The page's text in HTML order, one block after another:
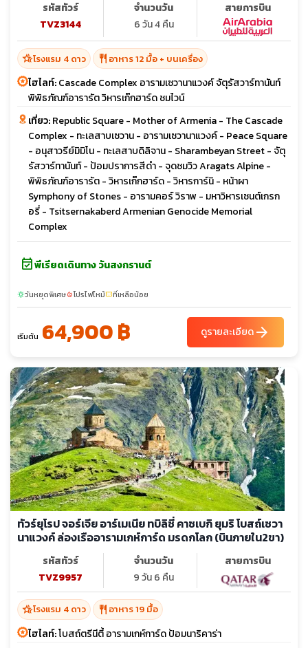
รหัสทัวร์
TVZ3144
จำนวนวัน
6 วัน 4 คืน
สายการบิน
hotel_classโรงแรม 4 ดาว restaurant อาหาร 12 มื้อ + บนเครื่อง
ไฮไลท์:Cascade Complex อารามเซวานาแวงค์ จัตุรัสวาร์ทานันท์
พิพิธภัณฑ์อารารัต วิหารเก๊กฮาร์ด ชมไวน์
เที่ยว:Republic Square - Mother of Armenia - The Cascade
Complex - ทะเลสาบเซวาน - อารามเซวานาแวงค์ - Peace Square
- อนุสาวรีย์มิมิโน - ทะเลสาบดิลิจาน - Sharambeyan Street - จัตุ
รัสวาร์ทานันท์ - ป้อมปราการสีดำ - จุดชมวิว Aragats Alpine -
พิพิธภัณฑ์อารารัต - วิหารเก๊กฮาร์ด - วิหารการ์นิ - หน้าผา
Symphony of Stones - อารามคอร์ วิราพ - มหาวิหารเซนต์เกรก
อรี่ - Tsitsernakaberd Armenian Genocide Memorial
Complex
event_availableพีเรียดเดินทาง วันสงกรานต์
sunnyวันหยุดพิเศษlocal_fire_departmentโปรไฟไหม้confirmation_numberที่เหลือน้อย
เริ่มต้น 64,900 ฿ ดูรายละเอียดarrow_forward
ทัวร์ยุโรป จอร์เจีย อาร์เมเนีย ทบิลิซี่ คาซเบกิ ยุมริ โบสถ์เซวา
นาแวงค์ ล่องเรืออารามเกห์การ์ด มรดกโลก (บินภายใน2ขา)
รหัสทัวร์
TVZ9957
จำนวนวัน
9 วัน 6 คืน
สายการบิน
hotel_classโรงแรม 4 ดาว restaurant อาหาร 19 มื้อ
ไฮไลท์:โบสถ์ตรีนีตี้ อารามเกห์การ์ด ป้อมนาริคาร่า